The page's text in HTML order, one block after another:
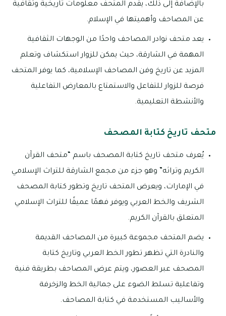
بالإضافة إلى ذلك، يقدم المتحف معلومات تاريخية وثقافية
عن المصاحف وأهميتها في الإسلام.
يعد متحف نوادر المصاحف واحدًا من الوجهات الثقافية
المهمة في الشارقة، حيث يمكن للزوار استكشاف وتعلم
المزيد عن تاريخ وفن المصاحف الإسلامية، كما يوفر المتحف
فرصة للزوار للتفاعل والاستمتاع بالمعارض التفاعلية
والأنشطة التعليمية.
متحف تاريخ كتابة المصحف
يُعرف متحف تاريخ كتابة المصحف باسم “متحف القرآن
الكريم وتراثه” وهو جزء من مجمع الشارقة للتراث الإسلامي
في الإمارات، ويعرض المتحف تاريخ وتطور كتابة المصحف
الشريف والخط العربي ويوفر فهمًا عميقًا للتراث الإسلامي
المتعلق بالقرآن الكريم.
يضم المتحف مجموعة كبيرة من المصاحف القديمة
والنادرة التي تظهر تطور الخط العربي وتاريخ كتابة
المصحف عبر العصور، ويتم عرض المصاحف بطريقة فنية
وتفاعلية تسلط الضوء على جمالية الخط والزخرفة
والأساليب المستخدمة في كتابة المصاحف.